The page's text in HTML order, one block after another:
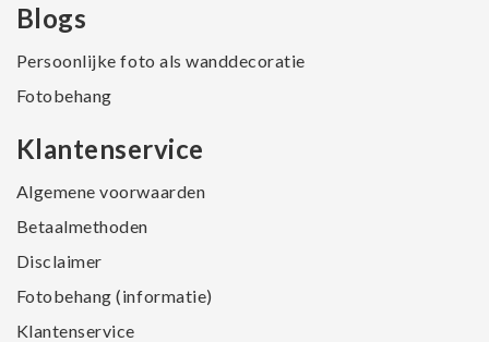
Blogs
Persoonlijke foto als wanddecoratie
Fotobehang
Klantenservice
Algemene voorwaarden
Betaalmethoden
Disclaimer
Fotobehang (informatie)
Klantenservice